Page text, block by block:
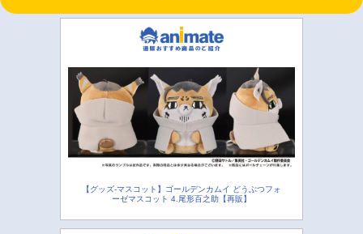
【グッズ-マスコット】ゴールデンカムイ どうぶつフォ
ーゼマスコット 4.尾形百之助【再販】